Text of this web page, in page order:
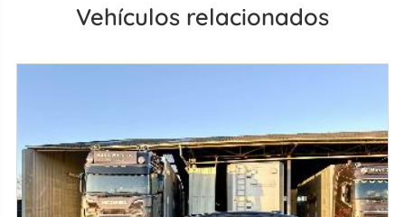
Vehículos relacionados